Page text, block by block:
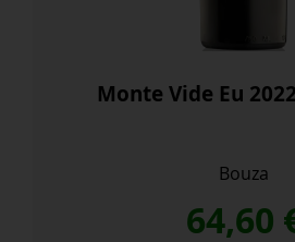
Monte Vide Eu
Bouza
64,60